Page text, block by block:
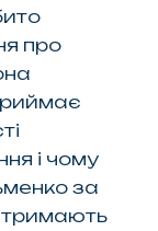
про
і чому
за